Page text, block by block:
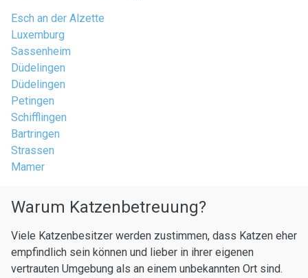
Esch an der Alzette
Luxemburg
Sassenheim
Düdelingen
Düdelingen
Petingen
Schifflingen
Bartringen
Strassen
Mamer
Warum Katzenbetreuung?
Viele Katzenbesitzer werden zustimmen, dass Katzen eher
empfindlich sein können und lieber in ihrer eigenen
vertrauten Umgebung als an einem unbekannten Ort sind.